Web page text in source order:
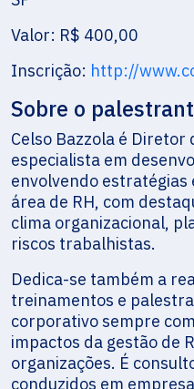
Valor: R$ 400,00
Inscrição: http://
Sobre o
Celso Bazzola é Diretor
especialista em
envolvendo estratégias
área de RH, com
clima organizacional,
riscos trabalhistas.
Dedica-se também a
treinamentos e
corporativo sempre
impactos da gestão de
organizações. É
conduzidos em